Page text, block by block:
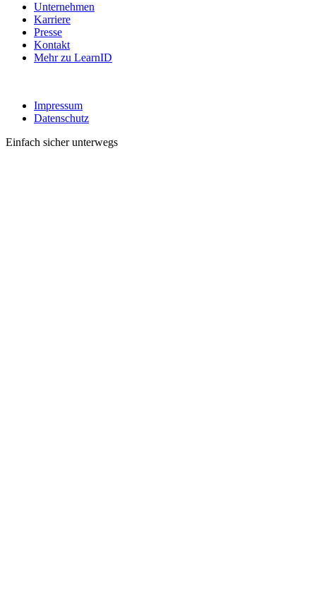
Unternehmen
Karriere
Presse
Kontakt
Mehr zu LearnID
Impressum
Datenschutz
Einfach sicher unterwegs